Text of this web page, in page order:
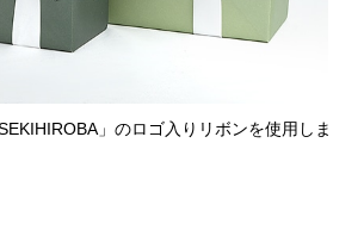
」のロゴ入りリボンを使用しま